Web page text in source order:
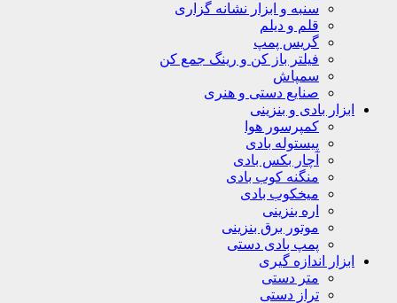
سنبه و ابزار نشانه گزاری
قلم و دیلم
گریس پمپ
فیلتر باز کن و رینگ جمع کن
سمپاش
صنایع دستی و هنری
ابزار بادی و بنزینی
کمپرسور هوا
پیستوله بادی
آچار بکس بادی
منگنه کوب بادی
میخکوب بادی
اره بنزینی
موتور برق بنزینی
پمپ بادی دستی
ابزار اندازه گیری
متر دستی
تراز دستی